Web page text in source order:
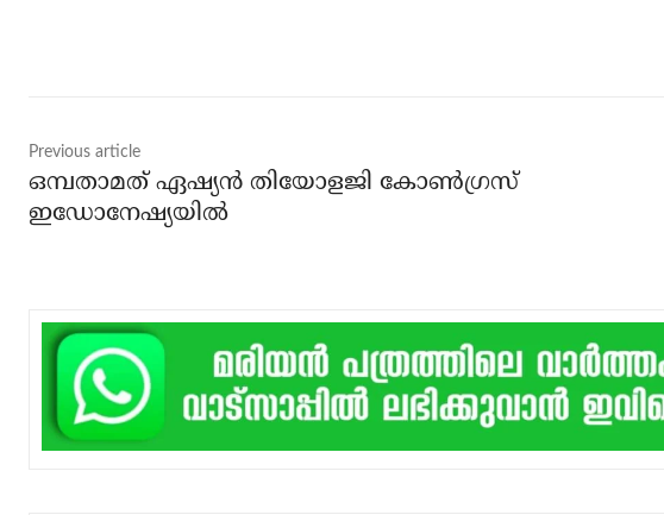
Previous article
ഒമ്പതാമത് ഏഷ്യന്‍ തിയോളജി കോണ്‍ഗ്രസ്
ഇഡോനേഷ്യയില്‍